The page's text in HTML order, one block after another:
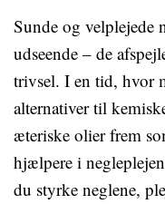
Sunde og velplejede
udseende – de
trivsel. I en tid, hvor
alternativer til
æteriske olier frem
hjælpere i
du styrke neglene,